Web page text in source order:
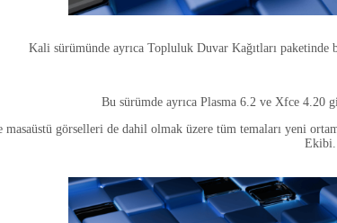
Kali sürümünde ayrıca Topluluk Duvar Kağıtları paketinde
Bu sürümde ayrıca Plasma 6.2 ve Xfce 4.20
masaüstü görselleri de dahil olmak üzere tüm temaları yeni
Ekibi.